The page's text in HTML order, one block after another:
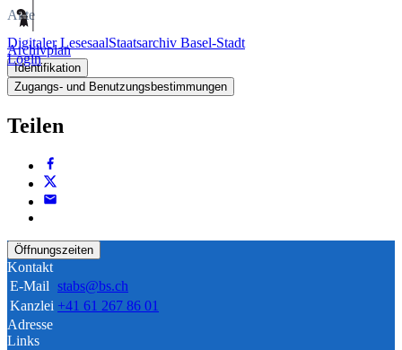
Digitaler LesesaalStaatsarchiv Basel-Stadt
Login
Akte
Archivplan
Identifikation
Zugangs- und Benutzungsbestimmungen
Teilen
Öffnungszeiten
Kontakt
E-Mail stabs@bs.ch
Kanzlei +41 61 267 86 01
Adresse
Links